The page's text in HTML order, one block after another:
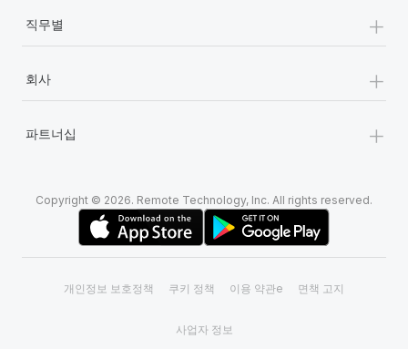
직무별 +
회사 +
파트너십 +
Copyright © 2026. Remote Technology, Inc. All rights reserved.
개인정보 보호정책 쿠키 정책 이용 약관e 면책 고지
사업자 정보